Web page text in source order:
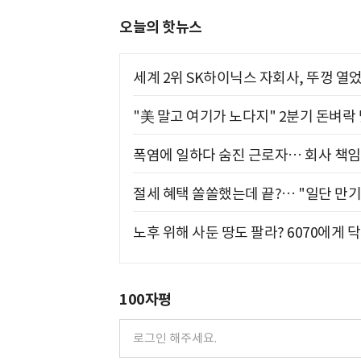
오늘의 핫뉴스
세계 2위 SK하이닉스 자회사, 뚜껑 열
"美 말고 여기가 노다지" 2분기 돈벼락
폭염에 일하다 숨진 근로자… 회사 책
절세 혜택 쏠쏠했는데 끝?… "일단 만
노후 위해 사둔 땅도 팔라? 6070에게
100자평